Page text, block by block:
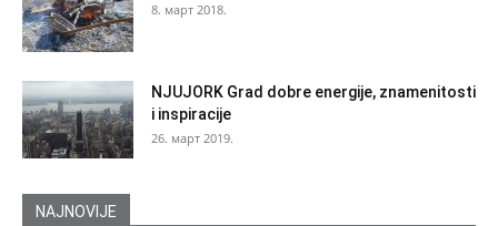
8. март 2018.
NJUJORK Grad dobre energije, znamenitosti
i inspiracije
26. март 2019.
NAJNOVIJE